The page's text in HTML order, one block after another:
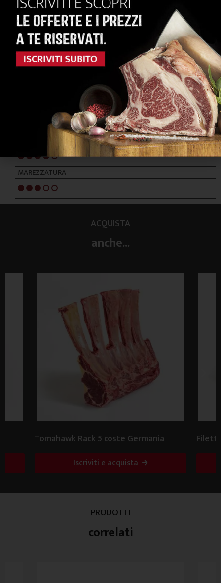
RAZZE PRINCIPALI
FRISONA - BRUNA ALPINA
ALIMENTAZIONE
NOTE ORGANOLETTICHE
Deciso e succulento
MAREZZATURA
3/5
ACQUISTA
anche...
Tomahawk Rack 5 coste Germania
Iscriviti e acquista
PRODOTTI
correlati